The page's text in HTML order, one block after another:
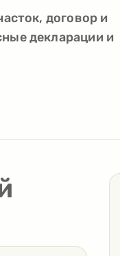
договор и
декларации и